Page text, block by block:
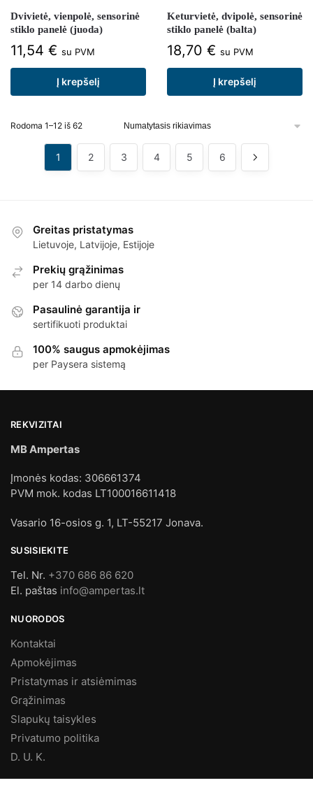
Dvivietė, vienpolė, sensorinė
stiklo panelė (juoda)
11,54 € su PVM
Į krepšelį
Keturvietė, dvipolė, sensorinė
stiklo panelė (balta)
18,70 € su PVM
Į krepšelį
Rodoma 1–12 iš 62
1 2 3 4 5 6
Greitas pristatymas
Lietuvoje, Latvijoje, Estijoje
Prekių grąžinimas
per 14 darbo dienų
Pasaulinė garantija ir
sertifikuoti produktai
100% saugus apmokėjimas
per Paysera sistemą
REKVIZITAI
MB Ampertas
Įmonės kodas: 306661374
PVM mok. kodas LT100016611418
Vasario 16-osios g. 1, LT-55217 Jonava.
SUSISIEKITE
Tel. Nr. +370 686 86 620
El. paštas info@ampertas.lt
NUORODOS
Kontaktai
Apmokėjimas
Pristatymas ir atsiėmimas
Grąžinimas
Slapukų taisykles
Privatumo politika
D. U. K.